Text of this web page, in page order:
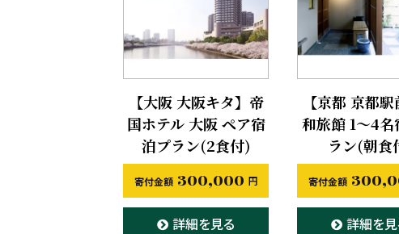
【大阪 大阪キタ】帝
国ホテル 大阪 ペア宿
泊プラン(2食付)
300,000
詳細を見る
【京都 京都
和旅館 1～4名
ラン(朝食
詳細を見